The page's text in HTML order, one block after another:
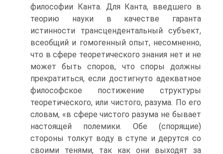
философии Канта. Для Канта, введшего в
теорию науки в качестве гаранта
истинности трансцендентальный субъект,
всеобщий и гомогенный опыт, несомненно,
что в сфере теоретического знания нет и не
может быть споров, что споры должны
прекратиться, если достигнуто адекватное
философское постижение структуры
теоретического, или чистого, разума. По его
словам, «в сфере чистого разума не бывает
настоящей полемики. Обе (спорящие)
стороны толкут воду в ступе и дерутся со
своими тенями, так как они выходят за